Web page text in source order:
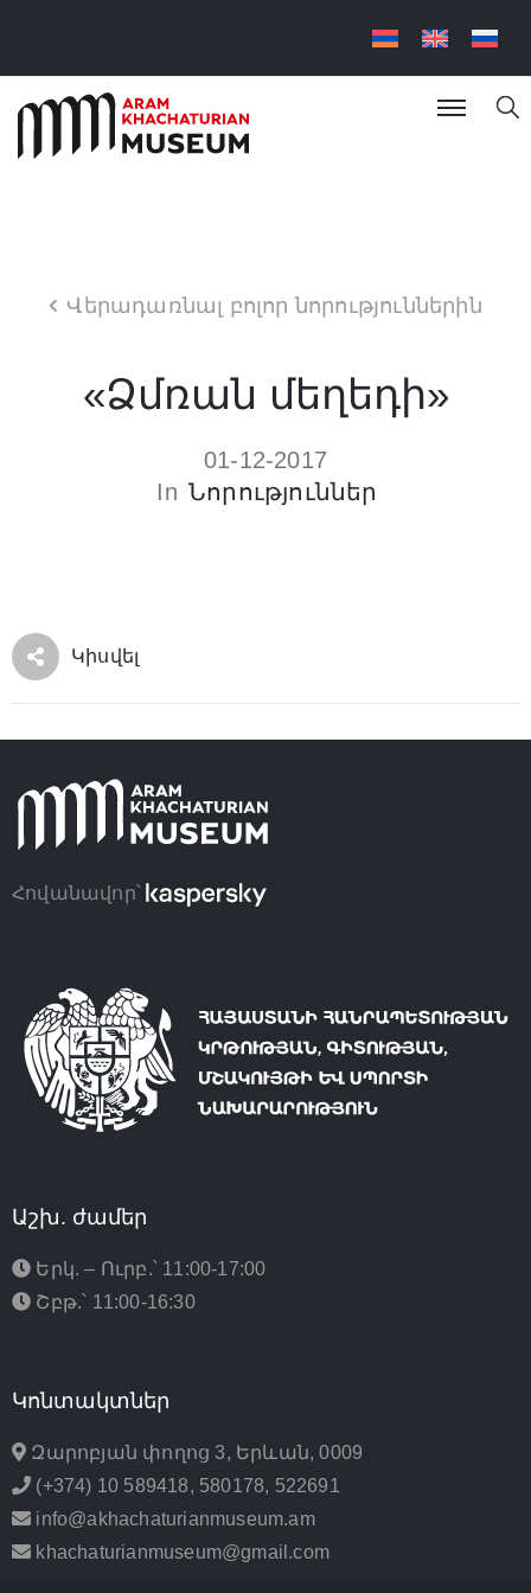
Վերադառնալ բոլոր նորություններին
«Ձմռան մեղեդի»
01-12-2017
In Նորություններ
Կիսվել
Հովանավոր՝
Աշխ. ժամեր
Երկ. – Ուրբ.՝ 11:00-17:00
Շբթ.՝ 11:00-16:30
Կոնտակտներ
Զարոբյան փողոց 3, Երևան, 0009
(+374) 10 589418, 580178, 522691
info@akhachaturianmuseum.am
khachaturianmuseum@gmail.com